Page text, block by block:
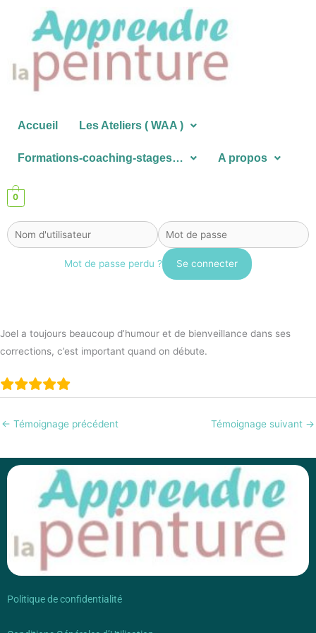
contenu
Accueil Les Ateliers ( WAA )
Formations-coaching-stages… A propos
0
Mot de passe perdu ?
Joel a toujours beaucoup d’humour et de bienveillance dans ses
corrections, c’est important quand on débute.
← Témoignage précédent Témoignage suivant →
Politique de confidentialité